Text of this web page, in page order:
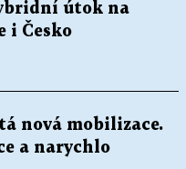
útok na
i Česko
nová mobilizace.
a narychlo